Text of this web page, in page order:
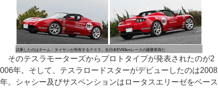
試乗したのはチーム・タイサンが所有するテスラ。全日本EV50kmレースの優勝車両だ
そのテスラモーターズからプロトタイプが発表されたのが2
006年。そして、テスラロードスターがデビューしたのは2008
年。シャシー及びサスペンションはロータスエリーゼをベース